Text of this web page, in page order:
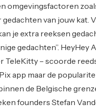
omgevingsfactoren
gedachten van jouw kat.
je extra reeksen
gedachten”. HeyHey
TeleKitty – scoorde
app maar de
de Belgische
founders Stefan